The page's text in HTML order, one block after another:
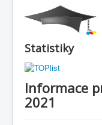
Statistiky
Informace
2021